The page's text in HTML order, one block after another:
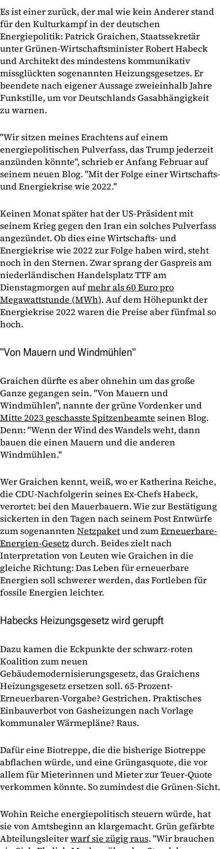
Es ist einer zurück, der mal wie kein Anderer stand
für den Kulturkampf in der deutschen
Energiepolitik: Patrick Graichen, Staatssekretär
unter Grünen-Wirtschaftsminister Robert Habeck
und Architekt des mindestens kommunikativ
missglückten sogenannten Heizungsgesetzes. Er
beendete nach eigener Aussage zweieinhalb Jahre
Funkstille, um vor Deutschlands Gasabhängigkeit
zu warnen.
"Wir sitzen meines Erachtens auf einem
energiepolitischen Pulverfass, das Trump jederzeit
anzünden könnte", schrieb er Anfang Februar auf
seinem neuen Blog. "Mit der Folge einer Wirtschafts-
und Energiekrise wie 2022."
Keinen Monat später hat der US-Präsident mit
seinem Krieg gegen den Iran ein solches Pulverfass
angezündet. Ob dies eine Wirtschafts- und
Energiekrise wie 2022 zur Folge haben wird, steht
noch in den Sternen. Zwar sprang der Gaspreis am
niederländischen Handelsplatz TTF am
Dienstagmorgen aufmehr als 60 Euro pro
Megawattstunde (MWh). Auf dem Höhepunkt der
Energiekrise 2022 waren die Preise aber fünfmal so
hoch.
"Von Mauern und Windmühlen"
Graichen dürfte es aber ohnehin um das große
Ganze gegangen sein. "Von Mauern und
Windmühlen", nannte der grüne Vordenker und
Mitte 2023 geschasste Spitzenbeamte seinen Blog.
Denn: "Wenn der Wind des Wandels weht, dann
bauen die einen Mauern und die anderen
Windmühlen."
Wer Graichen kennt, weiß, wo er Katherina Reiche,
die CDU-Nachfolgerin seines Ex-Chefs Habeck,
verortet: bei den Mauerbauern. Wie zur Bestätigung
sickerten in den Tagen nach seinem Post Entwürfe
zum sogenannten Netzpaketund zumErneuerbare-
Energien-Gesetzdurch. Beides zielt nach
Interpretation von Leuten wie Graichen in die
gleiche Richtung: Das Leben für erneuerbare
Energien soll schwerer werden, das Fortleben für
fossile Energien leichter.
Habecks Heizungsgesetz wird gerupft
Dazu kamen die Eckpunkte der schwarz-roten
Koalition zum neuen
Gebäudemodernisierungsgesetz, das Graichens
Heizungsgesetz ersetzen soll. 65-Prozent-
Erneuerbaren-Vorgabe? Gestrichen. Praktisches
Einbauverbot von Gasheizungen nach Vorlage
kommunaler Wärmepläne? Raus.
Dafür eine Biotreppe, die die bisherige Biotreppe
abflachen würde, und eine Grüngasquote, die vor
allem für Mieterinnen und Mieter zur Teuer-Quote
verkommen könnte. So zumindest die Grünen-Sicht.
Wohin Reiche energiepolitisch steuern würde, hat
sie von Amtsbeginn an klargemacht. Grün gefärbte
Abteilungsleiterwarf sie zügig raus. "Wir brauchen